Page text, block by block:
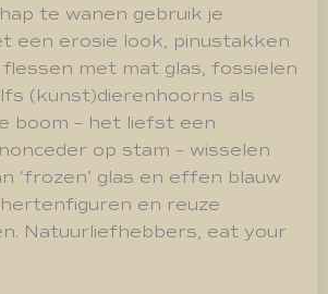
te wanen gebruik je
een erosie look, pinustakken
flessen met mat glas, fossielen
(kunst)dierenhoorns als
boom – het liefst een
op stam – wisselen
‘frozen’ glas en effen blauw
en reuze
Natuurliefhebbers, eat your